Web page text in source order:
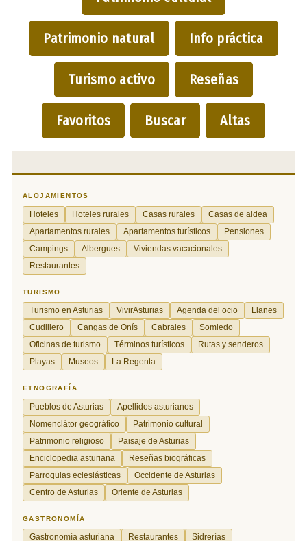
Patrimonio natural Info práctica
Turismo activo Reseñas
Favoritos Buscar Altas